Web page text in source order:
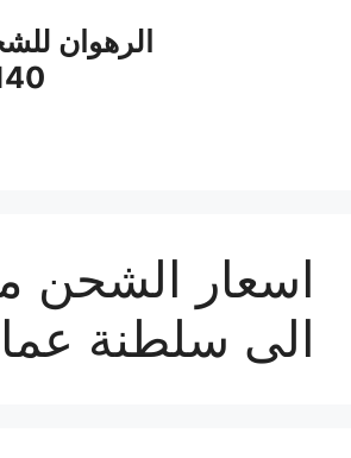
الرهوان
اسعار الشحن
الى سلطنة